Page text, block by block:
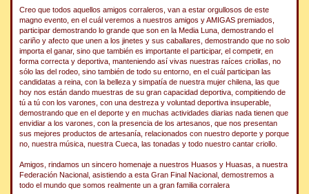
Creo que todos aquellos amigos corraleros, van a estar orgullosos de este
magno evento, en el cuál veremos a nuestros amigos y AMIGAS premiados,
participar demostrando lo grande que son en la Media Luna, demostrando el
cariño y afecto que unen a los jinetes y sus caballares, demostrando que no solo
importa el ganar, sino que también es importante el participar, el competir, en
forma correcta y deportiva, manteniendo así vivas nuestras raíces criollas, no
sólo las del rodeo, sino también de todo su entorno, en el cuál participan las
candidatas a reina, con la belleza y simpatía de nuestra mujer chilena, las que
hoy nos están dando muestras de su gran capacidad deportiva, compitiendo de
tú a tú con los varones, con una destreza y voluntad deportiva insuperable,
demostrando que en el deporte y en muchas actividades diarias nada tienen que
envidiar a los varones, con la presencia de los artesanos, que nos presentan
sus mejores productos de artesanía, relacionados con nuestro deporte y porque
no, nuestra música, nuestra Cueca, las tonadas y todo nuestro cantar criollo.
Amigos, rindamos un sincero homenaje a nuestros Huasos y Huasas, a nuestra
Federación Nacional, asistiendo a esta Gran Final Nacional, demostremos a
todo el mundo que somos realmente un a gran familia corralera